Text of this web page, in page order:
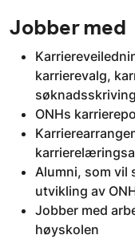
Jobber med
karrierevalg,
ONHs
Alumni, som vil
utvikling av
Jobber med
høyskolen